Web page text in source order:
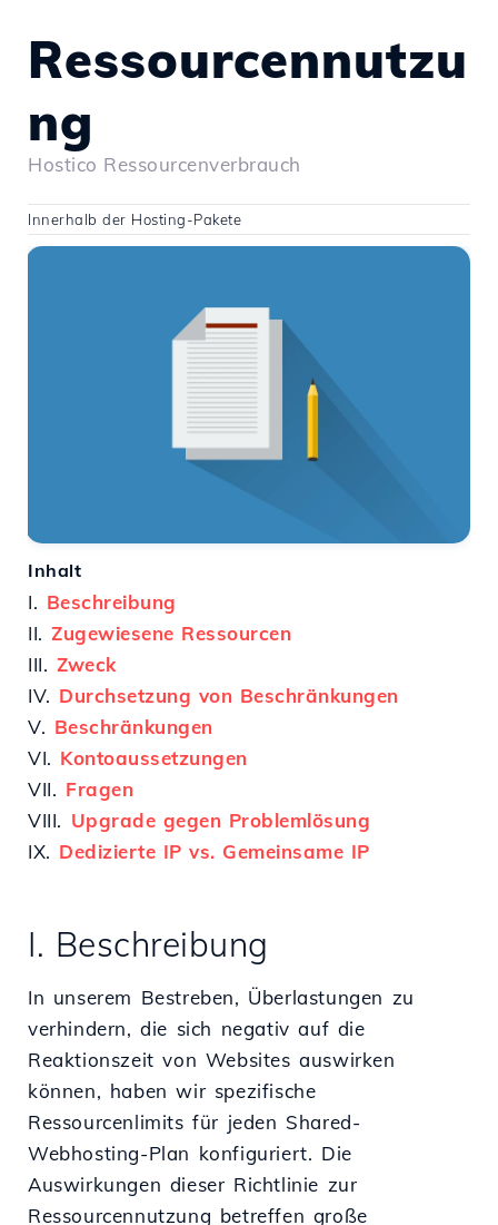
Ressourcennutzu
ng
Hostico Ressourcenverbrauch
Innerhalb der Hosting-Pakete
Inhalt
I. Beschreibung
II.Zugewiesene Ressourcen
III. Zweck
IV. Durchsetzung von Beschränkungen
V. Beschränkungen
VI. Kontoaussetzungen
VII. Fragen
VIII. Upgrade gegen Problemlösung
IX. Dedizierte IP vs. Gemeinsame IP
I. Beschreibung
In unserem Bestreben, Überlastungen zu
verhindern, die sich negativ auf die
Reaktionszeit von Websites auswirken
können, haben wir spezifische
Ressourcenlimits für jeden Shared-
Webhosting-Plan konfiguriert. Die
Auswirkungen dieser Richtlinie zur
Ressourcennutzung betreffen große